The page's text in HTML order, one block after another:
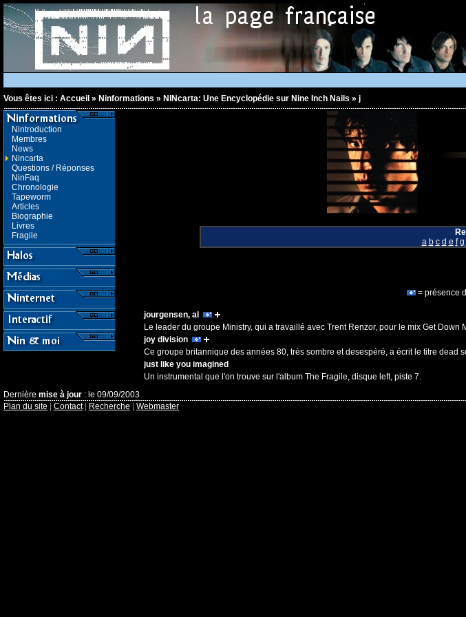
Vous êtes ici : Accueil » Ninformations » NINcarta: Une Encyclopédie sur Nine Inch Nails » j
Nintroduction
Membres
News
Nincarta
Questions / Réponses
NinFaq
Chronologie
Tapeworm
Articles
Biographie
Livres
Fragile
a b c d e f g
= présence
jourgensen, al
Le leader du groupe Ministry, qui a travaillé avec Trent Renzor, pour le mix Get Down
joy division
Ce groupe britannique des années 80, très sombre et desespéré, a écrit le titre dead
just like you imagined
Un instrumental que l'on trouve sur l'album The Fragile, disque left, piste 7.
Dernière mise à jour : le 09/09/2003
Plan du site
Contact| Recherche Webmaster